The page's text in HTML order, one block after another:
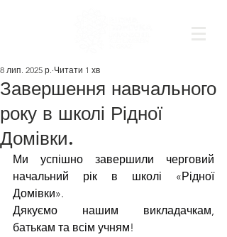
Завершення навчального
року в школі Рідної
Домівки.
8 лип. 2025 р. Читати 1 хв
Ми успішно завершили черговий
начальний рік в школі «Рідної
Домівки».
Дякуємо нашим викладачкам,
батькам та всім учням!